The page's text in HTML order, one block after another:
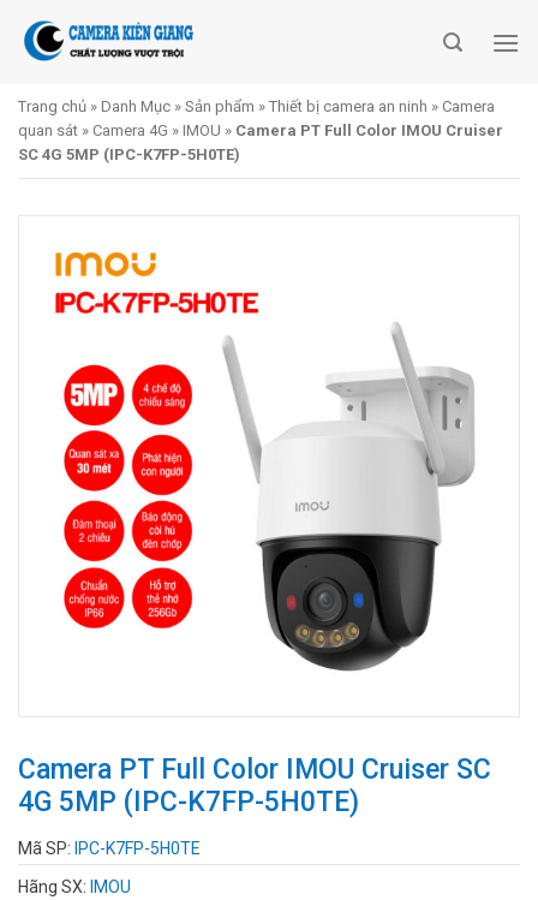
Trang chủ » Danh Mục » Sản phẩm » Thiết bị camera an ninh » Camera
quan sát » Camera 4G » IMOU » Camera PT Full Color IMOU Cruiser
SC 4G 5MP (IPC-K7FP-5H0TE)
Camera PT Full Color IMOU Cruiser SC
4G 5MP (IPC-K7FP-5H0TE)
Mã SP: IPC-K7FP-5H0TE
Hãng SX: IMOU